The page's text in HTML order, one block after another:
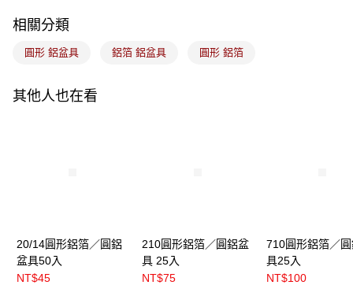
運送方式
常溫宅配-(限重20kg以下)
相關分類
圓形 鋁盆具 鋁箔 鋁盆具 圓形 鋁箔
其他人也在看
20/14圓形鋁箔／圓鋁
盆具50入
NT$45
210圓形鋁箔／圓鋁盆
具 25入
NT$75
710圓形鋁箔／
具25入
NT$100